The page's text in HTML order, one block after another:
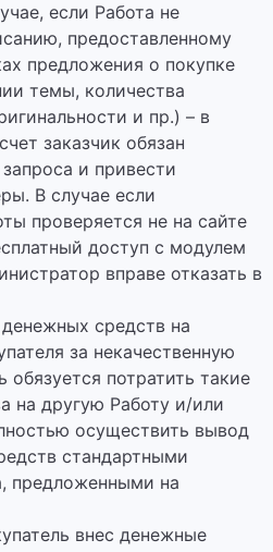
если Работа не
предоставленному
предложения о покупке
темы, количества
и пр.) – в
заказчик обязан
и привести
В случае если
проверяется не на сайте
доступ с модулем
вправе отказать в
средств на
за некачественную
обязуется потратить такие
на другую Работу и/или
осуществить вывод
стандартными
предложенными на
внес денежные